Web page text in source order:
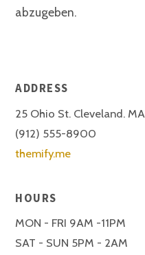
abzugeben.
ADDRESS
25 Ohio St. Cleveland. MA
(912) 555-8900
themify.me
HOURS
MON - FRI 9AM -11PM
SAT - SUN 5PM - 2AM